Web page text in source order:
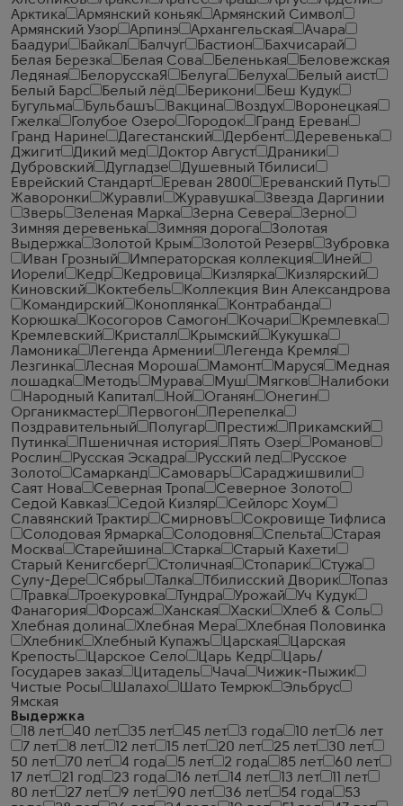
Арктика
Армянский коньяк
Армянский Символ
Армянский Узор
Арпинэ Архангельская
Ачара
Баадури
Байкал Балчуг Бастион
Бахчисарай
Белая Березка
Белая Сова Беленькая
Беловежская
Ледяная
БелорусскаЯ Белуга Белуха
Белый аист
Белый Барс
Белый лёд Берикони
Беш Кудук
Бугульма
Бульбашъ Вакцина Воздух
Воронецкая
Гжелка
Голубое Озеро Городок
Гранд Ереван
Гранд Нарине
Дагестанский Дербент
Деревенька
Джигит
Дикий мед Доктор Август
Драники
Дубровский
Дугладзе
Душевный Тбилиси
Еврейский Стандарт
Ереван 2800
Ереванский Путь
Жаворонки
Журавли Журавушка
Звезда Даргинии
Зверь
Зеленая Марка Зерна Севера
Зерно
Зимняя деревенька
Зимняя дорога
Золотая
Выдержка
Золотой Крым Золотой Резерв
Зубровка
Иван Грозный
Императорская коллекция
Иней
Иорели
Кедр Кедровица Кизлярка
Кизлярский
Киновский
Коктебель
Коллекция Вин Александрова
Командирский
Коноплянка
Контрабанда
Корюшка
Косогоров Самогон Кочари
Кремлевка
Кремлевский
Кристалл Крымский
Кукушка
Ламоника
Легенда Армении
Легенда Кремля
Лезгинка
Лесная Мороша Мамонт Маруся
Медная
лошадка
Методъ Мурава Муш Мягков
Налибоки
Народный Капитал
Ной Оганян
Онегин
Органикмастер
Первогон
Перепелка
Поздравительный
Полугар Престиж
Прикамский
Путинка
Пшеничная история Пять Озер
Романов
Рослин
Русская Эскадра Русский лед
Русское
Золото
Самарканд Самоваръ
Сараджишвили
Саят Нова
Северная Тропа
Северное Золото
Седой Кавказ
Седой Кизляр
Сейлорс Хоум
Славянский Трактир
Смирновъ
Сокровище Тифлиса
Солодовая Ярмарка
Солодовня Спельта
Старая
Москва
Старейшина Старка
Старый Кахети
Старый Кенигсберг
Столичная Стопарик
Стужа
Сулу-Дере
Сябры Талка Тбилисский Дворик
Топаз
Травка
Троекуровка Тундра Урожай
Уч Кудук
Фанагория
Форсаж Ханская Хаски
Хлеб & Соль
Хлебная долина
Хлебная Мера
Хлебная Половинка
Хлебник
Хлебный Купажъ Царская
Царская
Крепость
Царское Село Царь Кедр
Царь/
Государев заказ
Цитадель Чача
Чижик-Пыжик
Чистые Росы
Шалахо Шато Темрюк
Эльбрус
Ямская
Выдержка
18 лет
40 лет 35 лет 45 лет 3 года 10 лет
6 лет
7 лет
8 лет 12 лет 15 лет 20 лет 25 лет
30 лет
50 лет
70 лет 4 года 5 лет 2 года 85 лет
60 лет
17 лет
21 год 23 года 16 лет 14 лет 13 лет
11 лет
80 лет
27 лет 9 лет 90 лет 36 лет 54 года
53